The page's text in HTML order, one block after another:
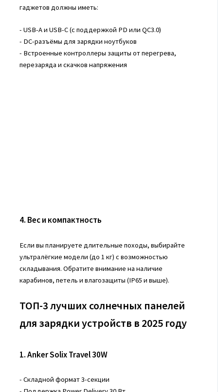
гаджетов должны иметь:
- USB-A и USB-C (с поддержкой PD или QC3.0)
- DC-разъёмы для зарядки ноутбуков
- Встроенные контроллеры защиты от перегрева,
перезаряда и скачков напряжения
4. Вес и компактность
Если вы планируете длительные походы, выбирайте
ультралёгкие модели (до 1 кг) с возможностью
складывания. Обратите внимание на наличие
карабинов, петель и влагозащиты (IP65 и выше).
ТОП-3 лучших солнечных панелей
для зарядки устройств в 2025 году
1. Anker Solix Travel 30W
- Складной формат 3-секции